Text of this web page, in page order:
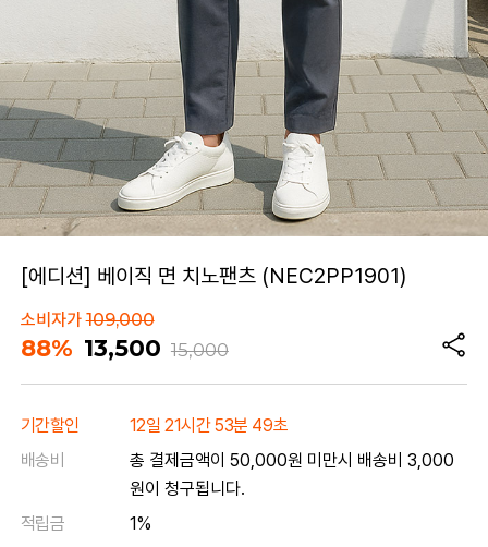
[에디션] 베이직 면 치노팬츠 (NEC2PP1901)
소비자가109,000
88% 13,500 15,000
기간할인
12일 21시간 53분 49초
배송비
총 결제금액이 50,000원 미만시 배송비 3,000
원이 청구됩니다.
적립금
1%